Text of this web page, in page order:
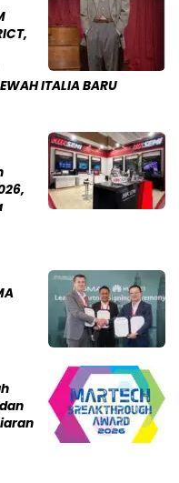
ITALIA BARU